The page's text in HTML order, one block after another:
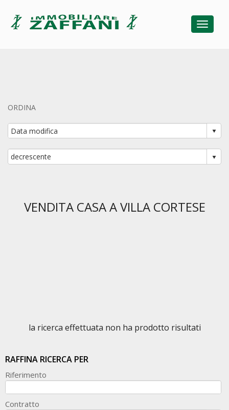
ORDINA
VENDITA CASA A VILLA CORTESE
la ricerca effettuata non ha prodotto risultati
RAFFINA RICERCA PER
Riferimento
Contratto